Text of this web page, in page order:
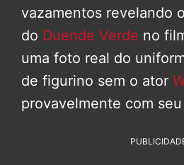
vazamentos revelando
do Duende Verde no
uma foto real do
de figurino sem o ator
provavelmente com